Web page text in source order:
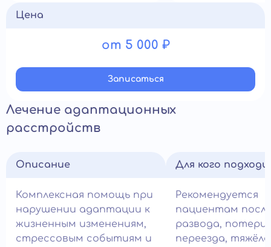
Цена
от 5 000 ₽
Записатьcя
Лечение адаптационных
расстройств
Описание
Комплексная помощь при
нарушении адаптации к
жизненным изменениям,
стрессовым событиям и
Для кого
Рекомендуется
пациентам
развода,
переезда,